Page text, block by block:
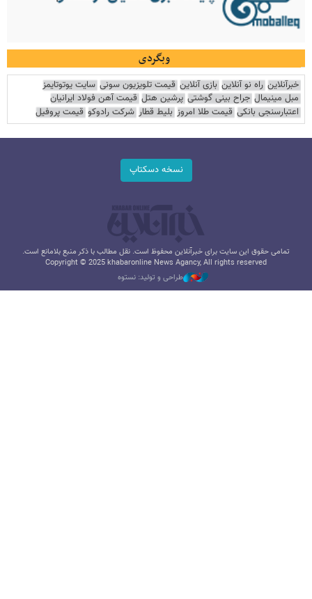
وبگردی
خبرآنلاین راه نو آنلاین بازی آنلاین قیمت تلویزیون سونی سایت یوتوتایمز
مبل مینیمال جراح بینی گوشتی پرشین هتل قیمت آهن فولاد ایرانیان
اعتبارسنجی بانکی قیمت طلا امروز بلیط قطار شرکت رادوکو قیمت پروفیل
نسخه دسکتاپ
تمامی حقوق این سایت برای خبرآنلاین محفوظ است. نقل مطالب با ذکر منبع بلامانع است.
Copyright © 2025 khabaronline News Agancy, All rights reserved
طراحی و تولید: نستوه